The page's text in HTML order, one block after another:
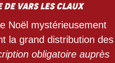
de Vars les Claux
Noël mystérieusement
la grand distribution des
obligatoire auprès